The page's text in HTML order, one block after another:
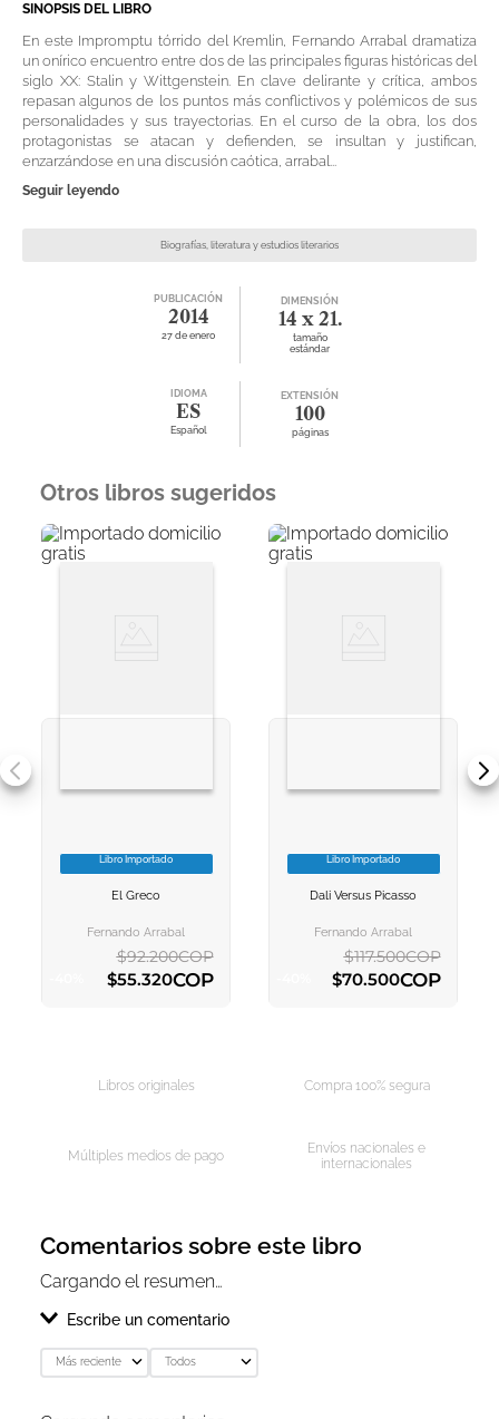
SINOPSIS DEL LIBRO
En este Impromptu tórrido del Kremlin, Fernando Arrabal dramatiza
un onírico encuentro entre dos de las principales figuras históricas del
siglo XX: Stalin y Wittgenstein. En clave delirante y crítica, ambos
repasan algunos de los puntos más conflictivos y polémicos de sus
personalidades y sus trayectorias. En el curso de la obra, los dos
protagonistas se atacan y defienden, se insultan y justifican,
enzarzándose en una discusión caótica, arrabal...
Seguir leyendo
Biografías, literatura y estudios literarios
PUBLICACIÓN
2014
27 de enero
DIMENSIÓN
14 x 21.
tamaño
estándar
IDIOMA
ES
Español
EXTENSIÓN
100
páginas
Otros libros sugeridos
VER INFORMACION
Libro Importado
El Greco
Fernando Arrabal
$92.200COP
$55.320COP
VER INFORMACION
Libro Importado
Dali Versus Picasso
Fernando Arrabal
$117.500COP
$70.500COP
Libros originales Compra 100% segura
Múltiples medios de pago
Envíos nacionales e
internacionales
Comentarios sobre este libro
Cargando el resumen…
Escribe un comentario
Agregar comentario
Más reciente Todos